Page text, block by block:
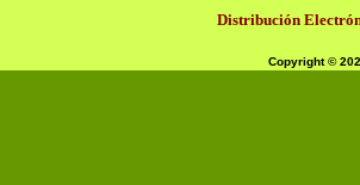
Distribución
Copyright ©